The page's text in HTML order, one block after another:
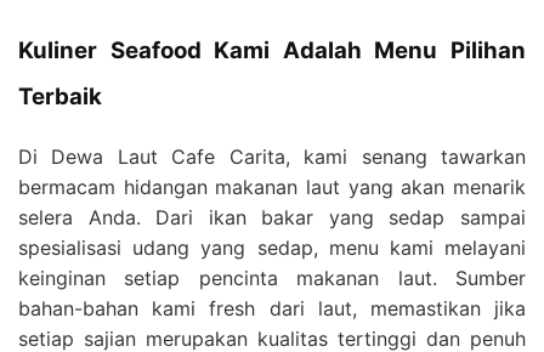
Kuliner Seafood Kami Adalah Menu Pilihan
Terbaik
Di Dewa Laut Cafe Carita, kami senang tawarkan
bermacam hidangan makanan laut yang akan menarik
selera Anda. Dari ikan bakar yang sedap sampai
spesialisasi udang yang sedap, menu kami melayani
keinginan setiap pencinta makanan laut. Sumber
bahan-bahan kami fresh dari laut, memastikan jika
setiap sajian merupakan kualitas tertinggi dan penuh